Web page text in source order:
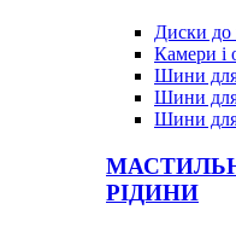
Диски до
Камери і
Шини для
Шини для
Шини для
РІДИНИ